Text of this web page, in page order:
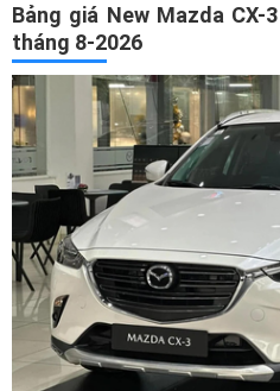
Bảng giá New Mazda CX-
tháng 8-2026